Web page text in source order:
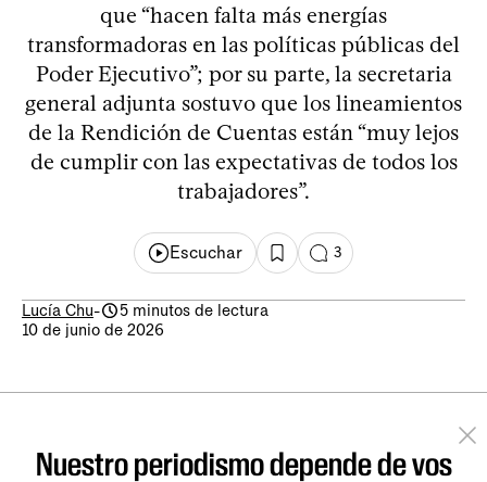
que “hacen falta más energías
transformadoras en las políticas públicas del
Poder Ejecutivo”; por su parte, la secretaria
general adjunta sostuvo que los lineamientos
de la Rendición de Cuentas están “muy lejos
de cumplir con las expectativas de todos los
trabajadores”.
Escuchar 3
Lucía Chu-
5 minutos de lectura
10 de junio de 2026
Nuestro periodismo depende de vos